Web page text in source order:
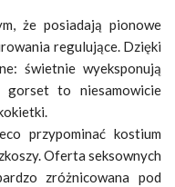
że posiadają pionowe
regulujące. Dzięki
świetnie wyeksponują
to niesamowicie
przypominać kostium
Oferta seksownych
zróżnicowana pod